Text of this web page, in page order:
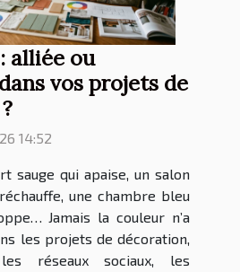
alliée ou
vos projets de
14:52
sauge qui apaise, un salon
une chambre bleu
Jamais la couleur n’a
les projets de décoration,
réseaux sociaux, les